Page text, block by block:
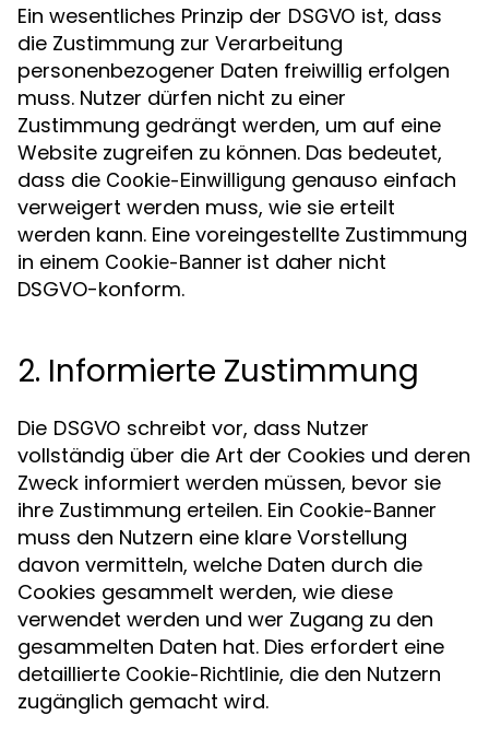
Ein wesentliches Prinzip der DSGVO ist, dass
die Zustimmung zur Verarbeitung
personenbezogener Daten freiwillig erfolgen
muss. Nutzer dürfen nicht zu einer
Zustimmung gedrängt werden, um auf eine
Website zugreifen zu können. Das bedeutet,
dass die Cookie-Einwilligung genauso einfach
verweigert werden muss, wie sie erteilt
werden kann. Eine voreingestellte Zustimmung
in einem Cookie-Banner ist daher nicht
DSGVO-konform.
2. Informierte Zustimmung
Die DSGVO schreibt vor, dass Nutzer
vollständig über die Art der Cookies und deren
Zweck informiert werden müssen, bevor sie
ihre Zustimmung erteilen. Ein Cookie-Banner
muss den Nutzern eine klare Vorstellung
davon vermitteln, welche Daten durch die
Cookies gesammelt werden, wie diese
verwendet werden und wer Zugang zu den
gesammelten Daten hat. Dies erfordert eine
detaillierte Cookie-Richtlinie, die den Nutzern
zugänglich gemacht wird.